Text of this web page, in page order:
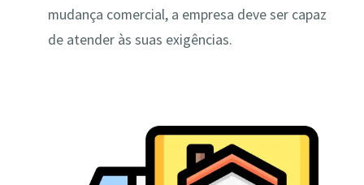
mudança comercial, a empresa deve ser capaz
de atender às suas exigências.